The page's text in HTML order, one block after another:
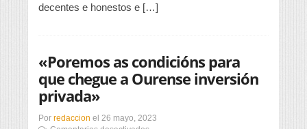
decentes e honestos e […]
«Poremos as condicións para
que chegue a Ourense inversión
privada»
Por redaccion el 26 mayo, 2023